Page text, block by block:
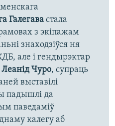
Галегавастала
з экіпажам
знаходзіўся ня
але і гендырэктар
Леанід Чуро, супраць
выставілі
падышлі да
паведаміў
калегу аб